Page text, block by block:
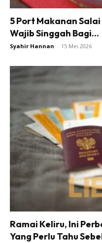
5 Port Makanan
Wajib Singgah Bagi...
Syahir Hannan - 15 Mei 2026
Ramai Keliru, Ini
Yang Perlu Tahu